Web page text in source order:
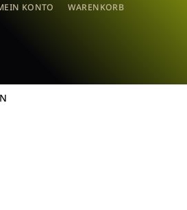
KONTO WARENKORB